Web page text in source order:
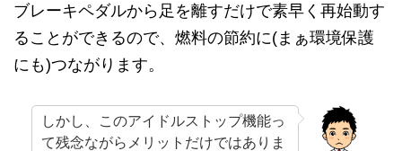
ブレーキペダルから足を離すだけで素早く再始動す
ることができるので、燃料の節約に(まぁ環境保護
にも)つながります。
しかし、このアイドルストップ機能っ
て残念ながらメリットだけではありま